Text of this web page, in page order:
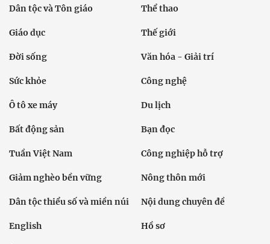
Dân tộc và Tôn giáo Thể thao
Giáo dục Thế giới
Đời sống Văn hóa - Giải trí
Sức khỏe Công nghệ
Ô tô xe máy Du lịch
Bất động sản Bạn đọc
Tuần Việt Nam Công nghiệp hỗ trợ
Giảm nghèo bền vững Nông thôn mới
Dân tộc thiểu số và miền núi Nội dung chuyên đề
English Hồ sơ